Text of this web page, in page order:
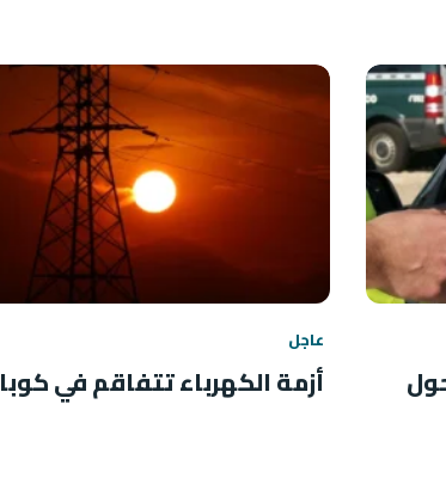
عاجل
أزمة الكهرباء تتفاقم في كوبا 2023